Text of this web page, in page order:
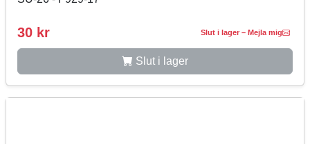
30 kr Slut i lager – Mejla mig
Slut i lager